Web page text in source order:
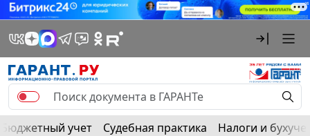
Бюджетный учет Судебная практика Налоги и